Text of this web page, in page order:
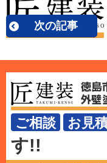
次の記事
ご相談 お見
す!!